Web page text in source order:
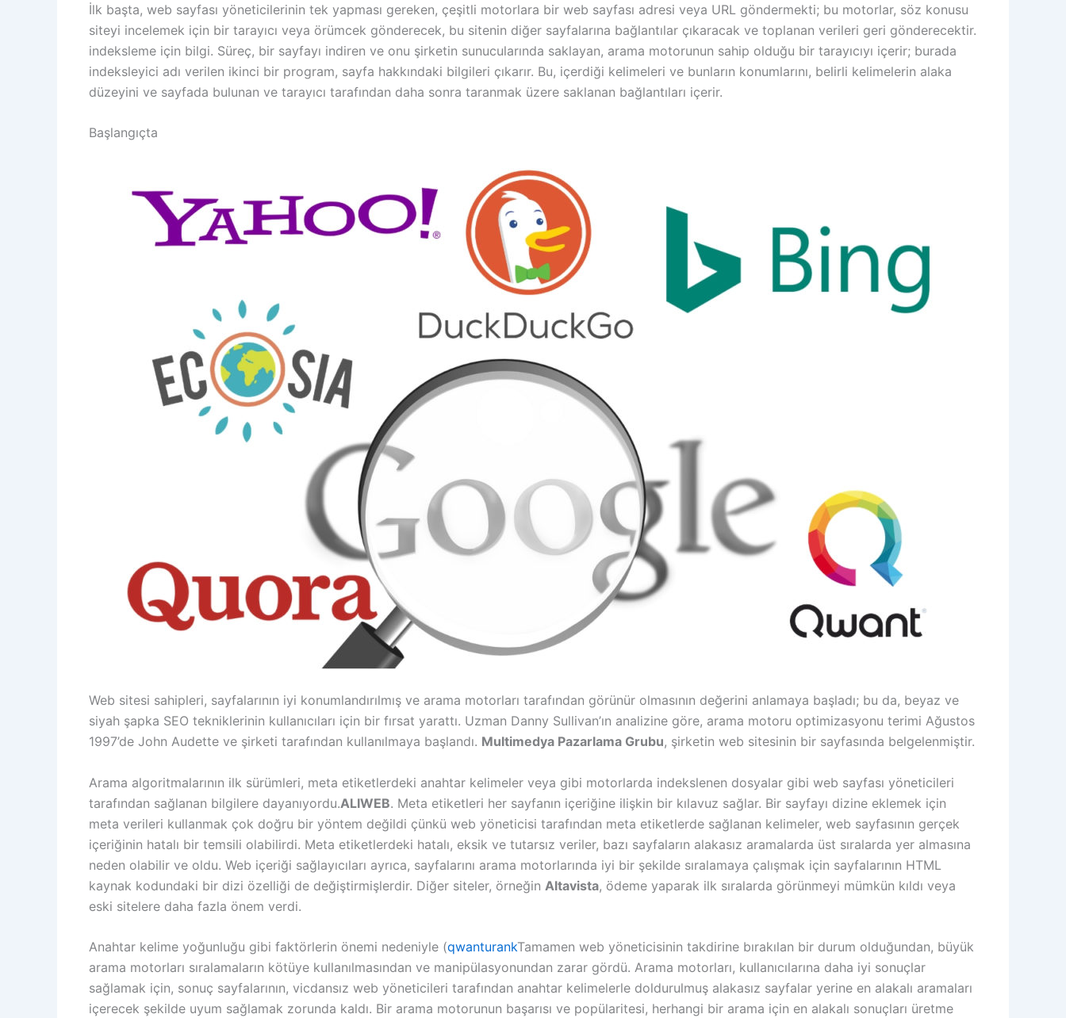
İlk başta, web sayfası yöneticilerinin tek yapması gereken, çeşitli motorlara bir web sayfası adresi veya URL göndermekti; bu motorlar, söz konusu
siteyi incelemek için bir tarayıcı veya örümcek gönderecek, bu sitenin diğer sayfalarına bağlantılar çıkaracak ve toplanan verileri geri gönderecektir.
indeksleme için bilgi. Süreç, bir sayfayı indiren ve onu şirketin sunucularında saklayan, arama motorunun sahip olduğu bir tarayıcıyı içerir; burada
indeksleyici adı verilen ikinci bir program, sayfa hakkındaki bilgileri çıkarır. Bu, içerdiği kelimeleri ve bunların konumlarını, belirli kelimelerin alaka
düzeyini ve sayfada bulunan ve tarayıcı tarafından daha sonra taranmak üzere saklanan bağlantıları içerir.
Başlangıçta
Web sitesi sahipleri, sayfalarının iyi konumlandırılmış ve arama motorları tarafından görünür olmasının değerini anlamaya başladı; bu da, beyaz ve
siyah şapka SEO tekniklerinin kullanıcıları için bir fırsat yarattı. Uzman Danny Sullivan’ın analizine göre, arama motoru optimizasyonu terimi Ağustos
1997’de John Audette ve şirketi tarafından kullanılmaya başlandı. Multimedya Pazarlama Grubu, şirketin web sitesinin bir sayfasında belgelenmiştir.
Arama algoritmalarının ilk sürümleri, meta etiketlerdeki anahtar kelimeler veya gibi motorlarda indekslenen dosyalar gibi web sayfası yöneticileri
tarafından sağlanan bilgilere dayanıyordu.ALIWEB. Meta etiketleri her sayfanın içeriğine ilişkin bir kılavuz sağlar. Bir sayfayı dizine eklemek için
meta verileri kullanmak çok doğru bir yöntem değildi çünkü web yöneticisi tarafından meta etiketlerde sağlanan kelimeler, web sayfasının gerçek
içeriğinin hatalı bir temsili olabilirdi. Meta etiketlerdeki hatalı, eksik ve tutarsız veriler, bazı sayfaların alakasız aramalarda üst sıralarda yer almasına
neden olabilir ve oldu. Web içeriği sağlayıcıları ayrıca, sayfalarını arama motorlarında iyi bir şekilde sıralamaya çalışmak için sayfalarının HTML
kaynak kodundaki bir dizi özelliği de değiştirmişlerdir. Diğer siteler, örneğin Altavista, ödeme yaparak ilk sıralarda görünmeyi mümkün kıldı veya
eski sitelere daha fazla önem verdi.
Anahtar kelime yoğunluğu gibi faktörlerin önemi nedeniyle (qwanturankTamamen web yöneticisinin takdirine bırakılan bir durum olduğundan, büyük
arama motorları sıralamaların kötüye kullanılmasından ve manipülasyonundan zarar gördü. Arama motorları, kullanıcılarına daha iyi sonuçlar
sağlamak için, sonuç sayfalarının, vicdansız web yöneticileri tarafından anahtar kelimelerle doldurulmuş alakasız sayfalar yerine en alakalı aramaları
içerecek şekilde uyum sağlamak zorunda kaldı. Bir arama motorunun başarısı ve popülaritesi, herhangi bir arama için en alakalı sonuçları üretme